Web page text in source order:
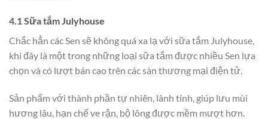
4.1 Sữa tắm Julyhouse
Chắc hẳn các Sen sẽ không quá xa lạ với sữa tắm Julyhouse,
khi đây là một trong những loại sữa tắm được nhiều Sen lựa
chọn và có lượt bán cao trên các sàn thương mại điện tử.
Sản phẩm với thành phần tự nhiên, lành tính, giúp lưu mùi
hương lâu, hạn chế ve rận, bộ lông được mềm mượt hơn.